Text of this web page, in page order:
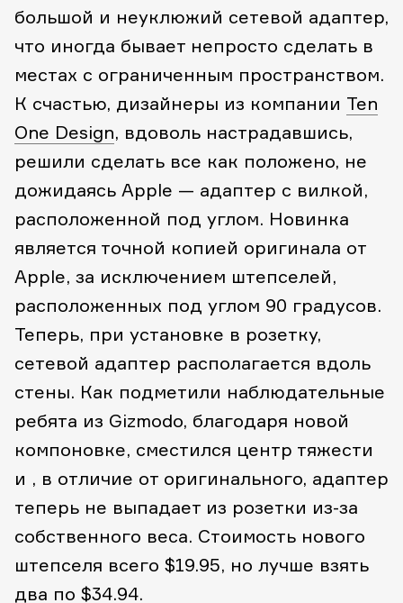
большой и неуклюжий сетевой адаптер,
что иногда бывает непросто сделать в
местах с ограниченным пространством.
К счастью, дизайнеры из компании Ten
One Design, вдоволь настрадавшись,
решили сделать все как положено, не
дожидаясь Apple — адаптер с вилкой,
расположенной под углом. Новинка
является точной копией оригинала от
Apple, за исключением штепселей,
расположенных под углом 90 градусов.
Теперь, при установке в розетку,
сетевой адаптер располагается вдоль
стены. Как подметили наблюдательные
ребята из Gizmodo, благодаря новой
компоновке, сместился центр тяжести
и , в отличие от оригинального, адаптер
теперь не выпадает из розетки из-за
собственного веса. Стоимость нового
штепселя всего $19.95, но лучше взять
два по $34.94.